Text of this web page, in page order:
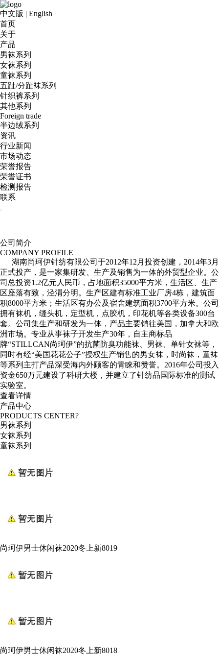
中文版 | English |
首页
关于
产品
男袜系列
女袜系列
童袜系列
五趾/分趾袜系列
针织裤系列
其他系列
Foreign trade
半边绒系列
资讯
行业新闻
市场动态
荣誉报告
荣誉证书
检测报告
联系
公司简介
COMPANY PROFILE
湖南尚珂伊针纺有限公司于2012年12月投资创建，2014年3月
正式投产，是一家集研发、生产及销售为一体的外贸型企业。公
司总投资1.2亿元人民币，占地面积35000平方米，生活区、生产
区座落有致，泾渭分明。生产区建有标准工业厂房4栋，建筑面
积8000平方米；生活区有办公及宿舍建筑面积3700平方米。公司
拥有袜机，缝头机，定型机，点胶机，印花机等各类设备300台
套。公司集生产和研发为一体，产品主要销往美国，加拿大和欧
洲市场。专业从事袜子开发生产30年，自主商标品
牌“STILLCAN尚珂伊”的抗菌防臭功能袜、男袜、单针女袜等，
同时有经“美国花花公子”授权生产销售的男女袜，时尚袜，童袜
等系列主打产品深受海内外顾客的青睐和赞誉。2016年公司投入
资金650万元建设了科研大楼，并建立了针纺品国际标准的测试
实验室。
查看详情
产品中心
PRODUCTS CENTER?
男袜系列
女袜系列
童袜系列
尚珂伊男士休闲袜2020冬上新8019
尚珂伊男士休闲袜2020冬上新8018